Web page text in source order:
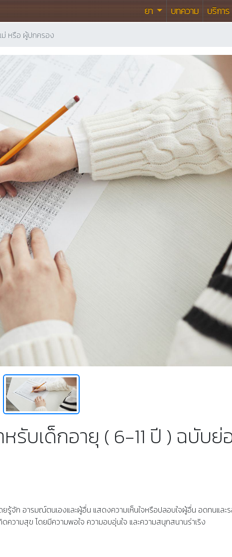
ยา บทความ บริการ
ม่ หรือ ผู้ปกครอง
รับเด็กอายุ ( 6-11 ปี ) ฉบับ
ก อารมณ์ตนเองและผู้อื่น แสดงความเห็นใจหรือปลอบใจผู้อื่น อดทนและ
วามสุข โดยมีความพอใจ ความอบอุ่นใจ และความสนุกสนานร่าเริง